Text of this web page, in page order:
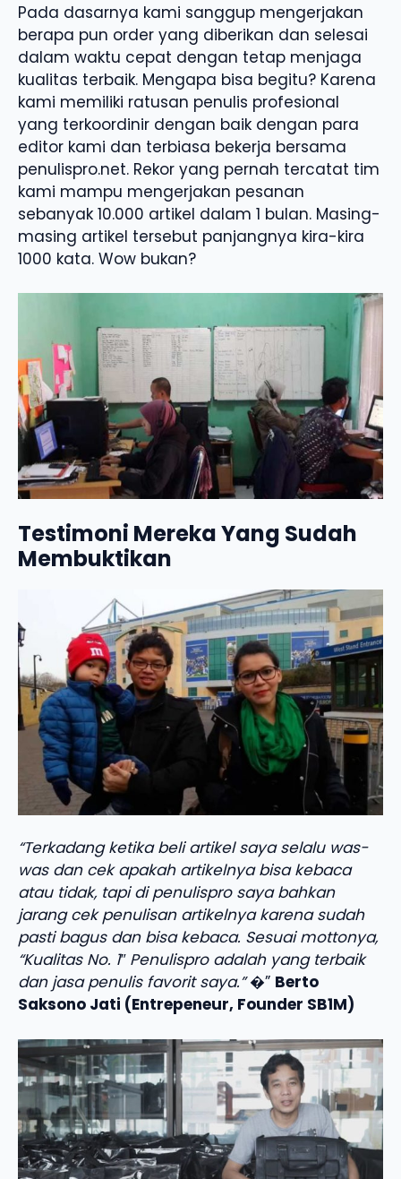
Pada dasarnya kami sanggup mengerjakan
berapa pun order yang diberikan dan selesai
dalam waktu cepat dengan tetap menjaga
kualitas terbaik. Mengapa bisa begitu? Karena
kami memiliki ratusan penulis profesional
yang terkoordinir dengan baik dengan para
editor kami dan terbiasa bekerja bersama
penulispro.net. Rekor yang pernah tercatat tim
kami mampu mengerjakan pesanan
sebanyak 10.000 artikel dalam 1 bulan. Masing-
masing artikel tersebut panjangnya kira-kira
1000 kata. Wow bukan?
Testimoni Mereka Yang Sudah
Membuktikan
“Terkadang ketika beli artikel saya selalu was-
was dan cek apakah artikelnya bisa kebaca
atau tidak, tapi di penulispro saya bahkan
jarang cek penulisan artikelnya karena sudah
pasti bagus dan bisa kebaca. Sesuai mottonya,
“Kualitas No. 1″ Penulispro adalah yang terbaik
dan jasa penulis favorit saya.”�” Berto
Saksono Jati (Entrepeneur, Founder SB1M)